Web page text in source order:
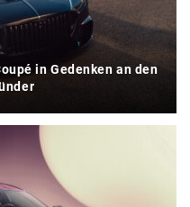
in Gedenken an den